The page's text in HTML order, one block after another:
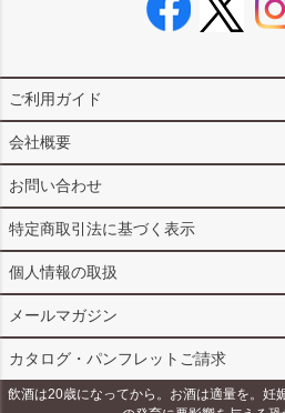
ご利用ガイド
会社概要
お問い合わせ
特定商取引法に基づく表示
個人情報の取扱
メールマガジン
カタログ・パンフレットご請求
飲酒は20歳になってから。お酒は適量を。妊